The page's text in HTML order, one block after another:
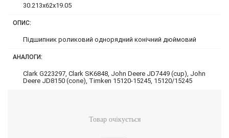
30.213x62x19.05
ОПИС:
Підшипник роликовий однорядний конічний дюймовий
АНАЛОГИ:
Clark G223297, Clark SK6848, John Deere JD7449 (cup), John
Deere JD8150 (cone), Timken 15120-15245, 15120/15245
Товар очікується